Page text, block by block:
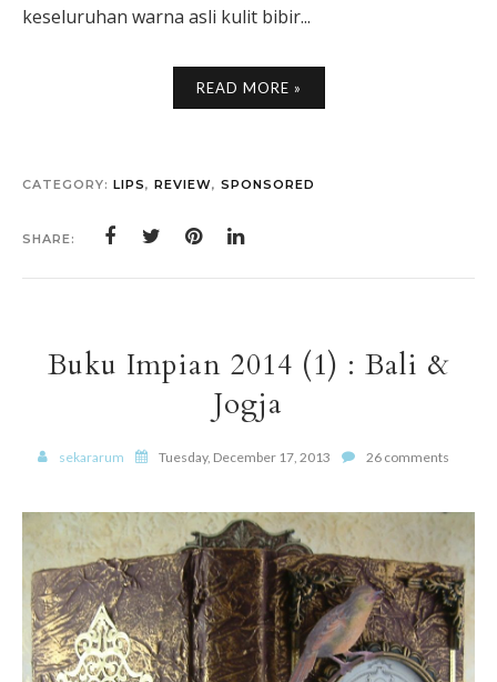
keseluruhan warna asli kulit bibir...
READ MORE »
CATEGORY: LIPS, REVIEW, SPONSORED
SHARE:
Buku Impian 2014 (1) : Bali &
Jogja
sekararum Tuesday, December 17, 2013 26 comments